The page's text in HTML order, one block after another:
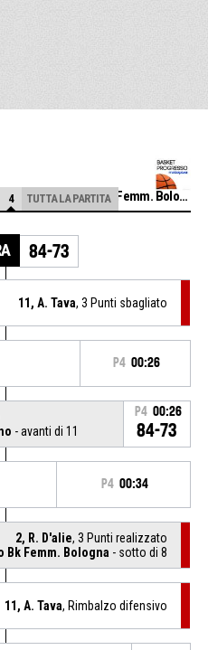
Progresso Bk Femm. Bologna
4 TUTTA LA PARTITA
84-73
11, A. Tava, 3 Punti sbagliato
P4 00:26
- avanti di 11
P4 00:26
84-73
P4 00:34
2, R. D'alie, 3 Punti realizzato
Bk Femm. Bologna - sotto di 8
11, A. Tava, Rimbalzo difensivo